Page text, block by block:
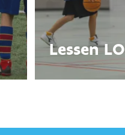
Lessen LO